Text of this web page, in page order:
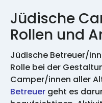
Jüdische
Rollen und
Jüdische Betreuer/
Rolle bei der
Camper/innen aller
Betreuer geht es